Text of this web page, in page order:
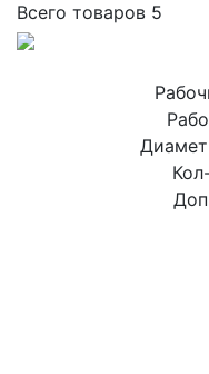
Всего товаров 5